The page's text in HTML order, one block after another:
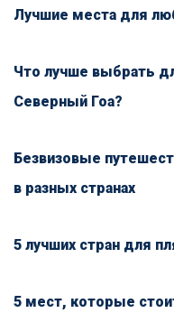
Лучшие места для
Что лучше выбрать
Северный Гоа?
Безвизовые
в разных странах
5 лучших стран для
5 мест, которые